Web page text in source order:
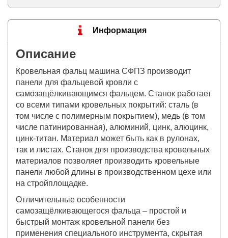
Информация
Описание
Кровельная фальц машина СФПЗ производит
панели для фальцевой кровли с
самозащёлкивающимся фальцем. Станок работает
со всеми типами кровельных покрытий: сталь (в
том числе с полимерным покрытием), медь (в том
числе патинированная), алюминий, цинк, алюцинк,
цинк-титан. Материал может быть как в рулонах,
так и листах. Станок для производства кровельных
материалов позволяет производить кровельные
панели любой длины в производственном цехе или
на стройплощадке.
Отличительные особенности
самозащёлкивающегося фальца – простой и
быстрый монтаж кровельной панели без
применения специального инструмента, скрытая